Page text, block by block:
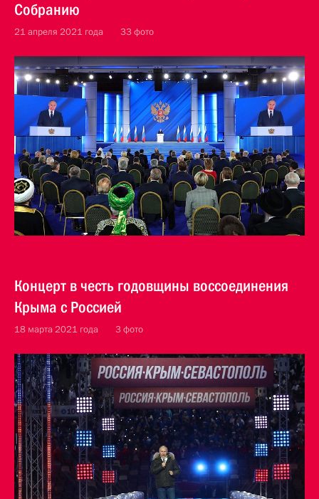
Собранию
21 апреля 2021 года 33 фото
Концерт в честь годовщины воссоединения
Крыма с Россией
18 марта 2021 года 3 фото